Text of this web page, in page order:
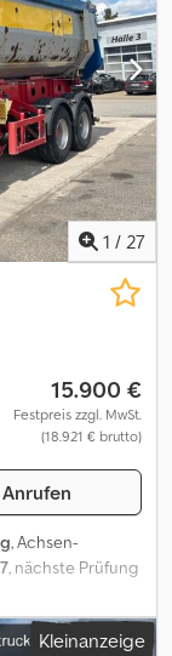
Schalter für
Werbung beklebt
Abqjr Unser
neue TÜV-
ein Angebot
Werbung
allgemeinen
wir Ihnen für
Bitte
1 / 27
15.900 €
Festpreis zzgl. MwSt.
(18.921 € brutto)
Anrufen
, Achsen-
, nächste Prüfung
Heckklappe
SAF Achsen mit
Rüttler
Kleinanzeige